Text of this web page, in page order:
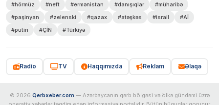
#hörmüz
#neft #ermənistan #danışıqlar
#müharibə
#paşinyan
#zelenski #qazax #atəşkəs #israil
#Aİ
#putin
#ÇİN #Türkiyə
Radio TV Haqqımızda Reklam Əlaqə
© 2026 Qerbxeber.com — Azərbaycanın qərb bölgəsi və ölkə gündəmi üzrə